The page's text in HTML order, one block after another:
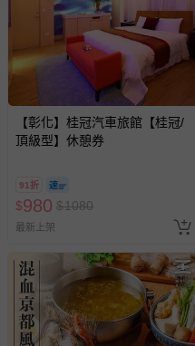
【彰化】桂冠汽車旅館【桂冠/
頂級型】休憩券
91折
$980 $1080
最新上架